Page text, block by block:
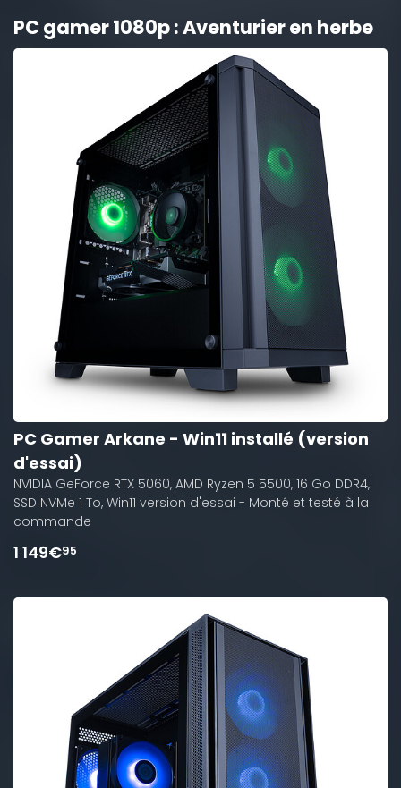
PC gamer 1080p : Aventurier en herbe
PC Gamer Arkane - Win11 installé (version
d'essai)
NVIDIA GeForce RTX 5060, AMD Ryzen 5 5500, 16 Go DDR4,
SSD NVMe 1 To, Win11 version d'essai - Monté et testé à la
commande
1 149€95